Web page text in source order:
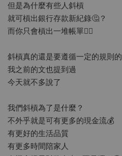
但是為什麼有些人斜槓
就可槓出銀行存款新紀錄🤔？
而你只會槓出一堆帳單🤷‍♀️
斜槓真的還是要遵循一定的規則的
我之前的文也提到過
今天就不多說了
我們斜槓為了是什麼？
不外乎就是可有更多的現金流💰
有更好的生活品質
有更多時間陪家人